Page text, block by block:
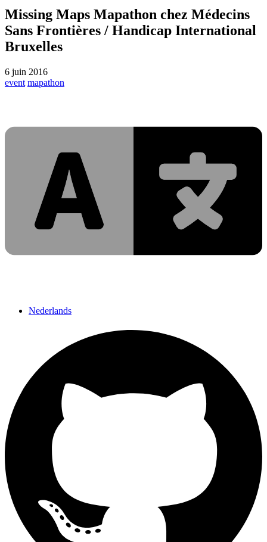
Missing Maps Mapathon chez Médecins
Sans Frontières / Handicap International
Bruxelles
6 juin 2016
event mapathon
Nederlands